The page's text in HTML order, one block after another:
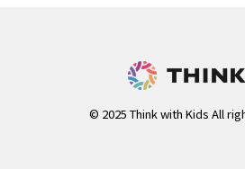
© 2025 Think with Kids All